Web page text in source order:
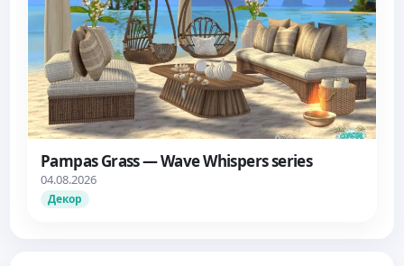
Pampas Grass — Wave Whispers series
04.08.2026
Декор